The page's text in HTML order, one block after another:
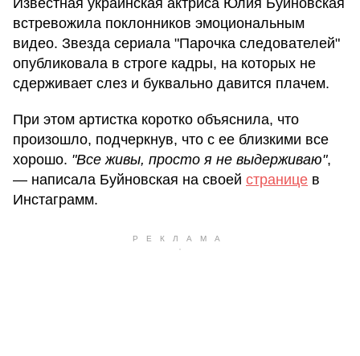
Известная украинская актриса Юлия Буйновская
встревожила поклонников эмоциональным
видео. Звезда сериала "Парочка следователей"
опубликовала в строге кадры, на которых не
сдерживает слез и буквально давится плачем.
При этом артистка коротко объяснила, что
произошло, подчеркнув, что с ее близкими все
хорошо. "Все живы, просто я не выдерживаю",
— написала Буйновская на своей странице в
Инстаграмм.